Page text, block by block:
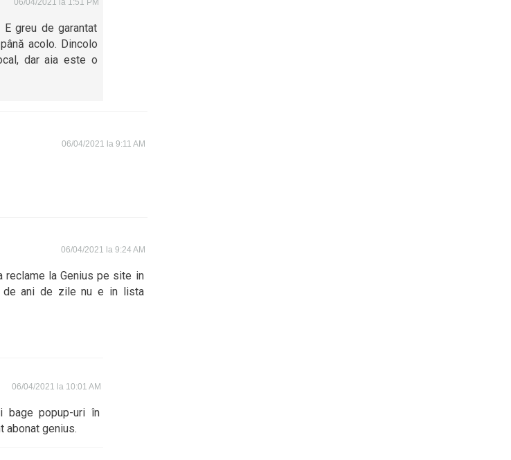
06/04/2021 la 1:51 PM
greu de garantat
acolo. Dincolo
dar aia este o
06/04/2021 la 9:11 AM
06/04/2021 la 9:24 AM
reclame la Genius pe site in
de ani de zile nu e in lista
06/04/2021 la 10:01 AM
bage popup-uri în
abonat genius.